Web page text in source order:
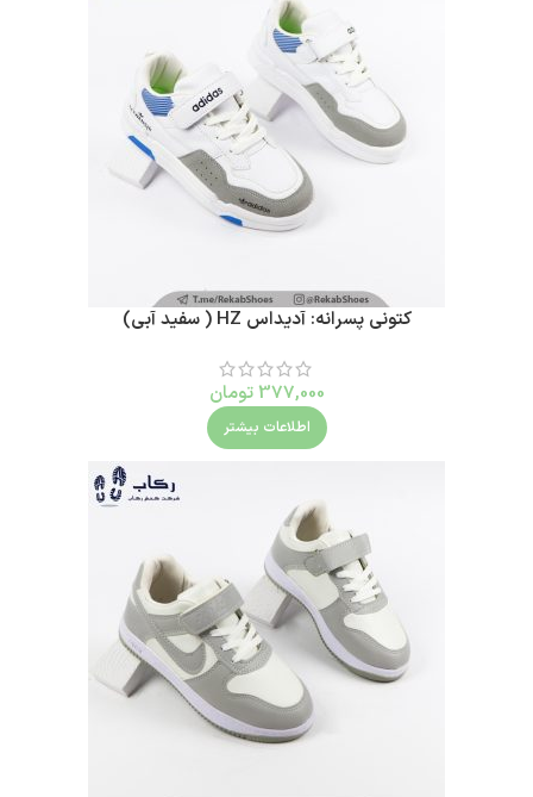
کتونی پسرانه: آدیداس HZ ( سفید آبی)
377,000 تومان
اطلاعات بیشتر